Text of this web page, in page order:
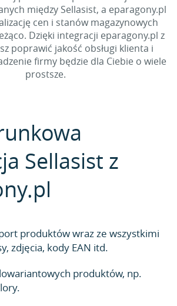
między Sellasist, a eparagony.pl
cen i stanów magazynowych
Dzięki integracji eparagony.pl z
poprawić jakość obsługi klienta i
firmy będzie dla Ciebie o wiele
prostsze.
Sellasist z
produktów wraz ze wszystkimi
zdjęcia, kody EAN itd.
produktów, np.